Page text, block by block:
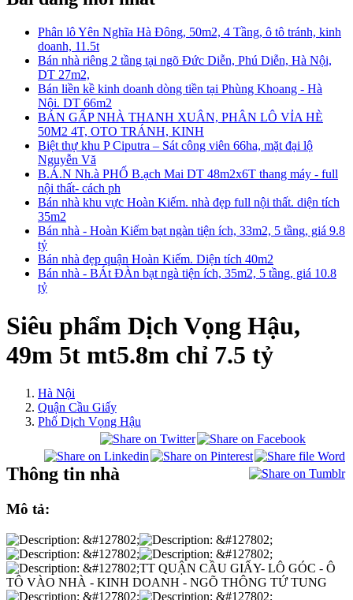
Phân lô Yên Nghĩa Hà Đông, 50m2, 4 Tầng, ô tô tránh, kinh
doanh, 11.5t
Bán nhà riêng 2 tầng tại ngõ Đức Diễn, Phú Diễn, Hà Nội,
DT 27m2,
Bán liền kề kinh doanh dòng tiền tại Phùng Khoang - Hà
Nội. DT 66m2
BÁN GẤP NHÀ THANH XUÂN, PHÂN LÔ VỈA HÈ
50M2 4T, OTO TRÁNH, KINH
Biệt thự khu P Ciputra – Sát công viên 66ha, mặt đại lộ
Nguyễn Vă
B.Á.N Nh.à PHỐ B.ạch Mai DT 48m2x6T thang máy - full
nội thất- cách ph
Bán nhà khu vực Hoàn Kiếm. nhà đẹp full nội thất. diện tích
35m2
Bán nhà - Hoàn Kiếm bạt ngàn tiện ích, 33m2, 5 tầng, giá 9.8
tỷ
Bán nhà đẹp quận Hoàn Kiếm. Diện tích 40m2
Bán nhà - BÁt ĐÀn bạt ngà tiện ích, 35m2, 5 tầng, giá 10.8
tỷ
Siêu phẩm Dịch Vọng Hậu,
49m 5t mt5.8m chỉ 7.5 tỷ
Hà Nội
Quận Cầu Giấy
Phố Dịch Vọng Hậu
Thông tin nhà
Mô tả:
TT QUẬN CẦU GIẤY- LÔ GÓC - Ô
TÔ VÀO NHÀ - KINH DOANH - NGÕ THÔNG TỨ TUNG